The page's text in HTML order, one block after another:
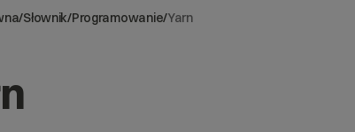
/Słownik/Programowanie/Yarn